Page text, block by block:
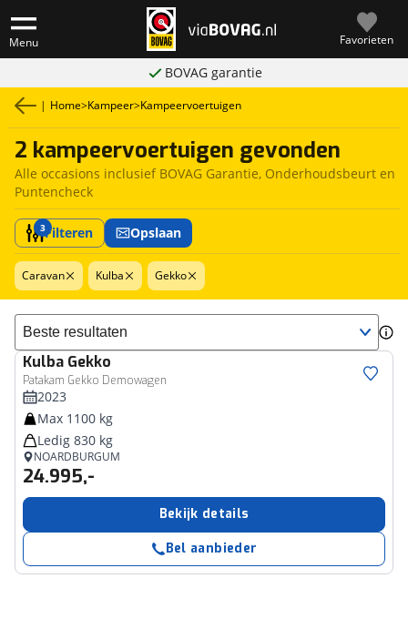
Menu Favorieten
BOVAG garantie
| Home>Kampeer>Kampeervoertuigen
2 kampeervoertuigen gevonden
Alle occasions inclusief BOVAG Garantie, Onderhoudsbeurt en
Puntencheck
3Filteren Opslaan
Caravan Kulba Gekko
Sorteer resultaten
Kulba Gekko
Patakam Gekko Demowagen
2023
Max 1100 kg
Ledig 830 kg
NOARDBURGUM
24.995,-
Bekijk details
Bel aanbieder